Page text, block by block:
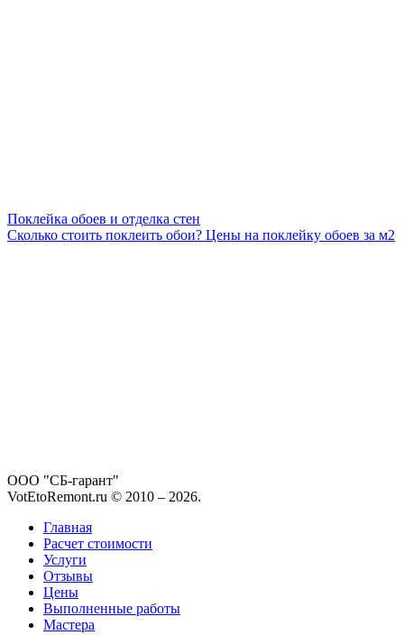
Поклейка обоев и отделка стен
Сколько стоить поклеить обои? Цены на поклейку обоев за м2
ООО "СБ-гарант"
VotEtoRemont.ru © 2010 – 2026.
Главная
Расчет стоимости
Услуги
Отзывы
Цены
Выполненные работы
Мастера